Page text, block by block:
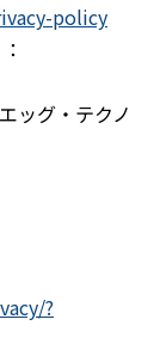
policy
ッグ・テクノ
?